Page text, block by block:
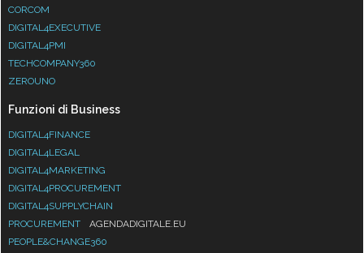
CORCOM
DIGITAL4EXECUTIVE
DIGITAL4PMI
TECHCOMPANY360
ZEROUNO
Funzioni di Business
DIGITAL4FINANCE
DIGITAL4LEGAL
DIGITAL4MARKETING
DIGITAL4PROCUREMENT
DIGITAL4SUPPLYCHAIN
PROCUREMENT
AGENDADIGITALE.EU
PEOPLE&CHANGE360